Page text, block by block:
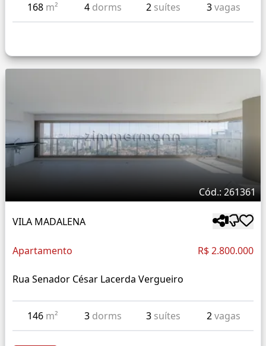
168 m² 4 dorms 2 suítes 3vagas
Cód.: 261361
VILA MADALENA
Apartamento R$ 2.800.000
Rua Senador César Lacerda Vergueiro
146 m² 3 dorms 3 suítes 2vagas